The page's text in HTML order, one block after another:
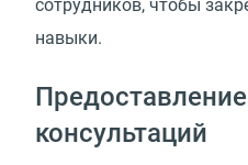
сотрудников, чтобы
навыки.
консультаций